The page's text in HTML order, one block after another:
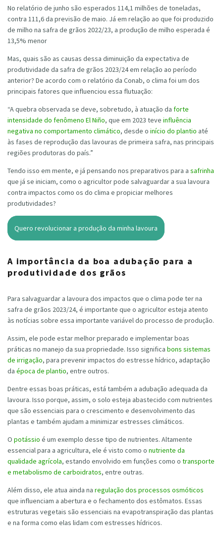
No relatório de junho são esperados 114,1 milhões de toneladas,
contra 111,6 da previsão de maio. Já em relação ao que foi produzido
de milho na safra de grãos 2022/23, a produção de milho esperada é
13,5% menor
Mas, quais são as causas dessa diminuição da expectativa de
produtividade da safra de grãos 2023/24 em relação ao período
anterior? De acordo com o relatório da Conab, o clima foi um dos
principais fatores que influenciou essa flutuação:
“A quebra observada se deve, sobretudo, à atuação da forte
intensidade do fenômeno El Niño, que em 2023 teve influência
negativa no comportamento climático, desde o início do plantio até
às fases de reprodução das lavouras de primeira safra, nas principais
regiões produtoras do país.”
Tendo isso em mente, e já pensando nos preparativos para a safrinha
que já se iniciam, como o agricultor pode salvaguardar a sua lavoura
contra impactos como os do clima e propiciar melhores
produtividades?
Quero revolucionar a produção da minha lavoura
A importância da boa adubação para a
produtividade dos grãos
Para salvaguardar a lavoura dos impactos que o clima pode ter na
safra de grãos 2023/24, é importante que o agricultor esteja atento
às notícias sobre essa importante variável do processo de produção.
Assim, ele pode estar melhor preparado e implementar boas
práticas no manejo da sua propriedade. Isso significa bons sistemas
de irrigação, para prevenir impactos do estresse hídrico, adaptação
da época de plantio, entre outros.
Dentre essas boas práticas, está também a adubação adequada da
lavoura. Isso porque, assim, o solo esteja abastecido com nutrientes
que são essenciais para o crescimento e desenvolvimento das
plantas e também ajudam a minimizar estresses climáticos.
O potássio é um exemplo desse tipo de nutrientes. Altamente
essencial para a agricultura, ele é visto como o nutriente da
qualidade agrícola, estando envolvido em funções como o transporte
e metabolismo de carboidratos, entre outras.
Além disso, ele atua ainda na regulação dos processos osmóticos
que influenciam a abertura e o fechamento dos estômatos. Essas
estruturas vegetais são essenciais na evapotranspiração das plantas
e na forma como elas lidam com estresses hídricos.